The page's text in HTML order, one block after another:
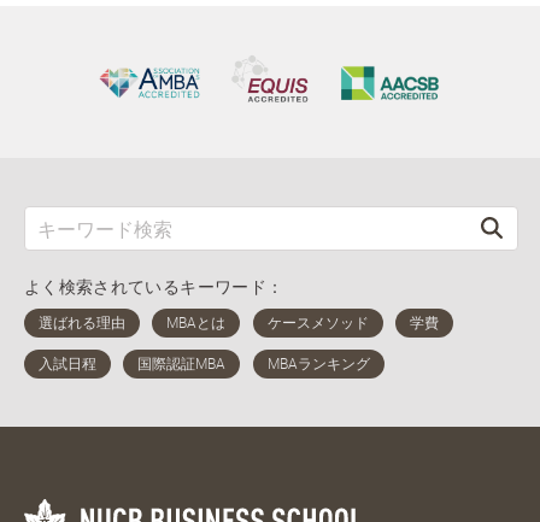
よく検索されているキーワード：